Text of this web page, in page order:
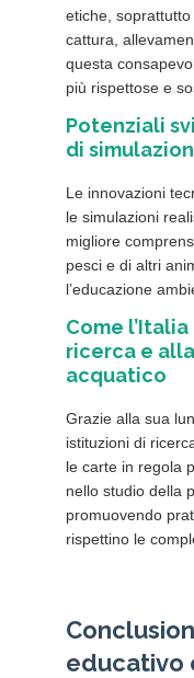
etiche,
cattura,
questa
più rispettose e
Potenziali
di
Le innovazioni
le simulazioni
migliore
pesci e di altri
l’educazione
Come
ricerca e
acquatico
Grazie alla sua
istituzioni di
le carte in regola
nello studio della
promuovendo
rispettino le
educativo